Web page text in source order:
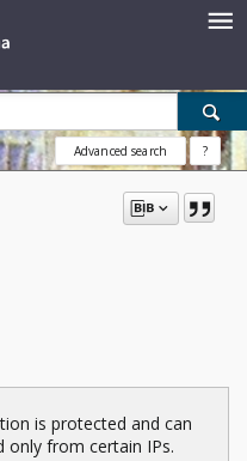
Advanced search ?
is protected and can
only from certain IPs.